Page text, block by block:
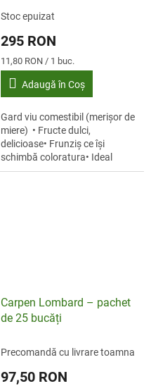
Stoc epuizat
295 RON
Evaluare
preţ:
11,80 RON / 1 buc.
Adaugă în Coş
Gard viu comestibil (merișor de
miere) • Fructe dulci,
delicioase• Frunziș ce își
schimbă coloratura• Ideal
pentru gard viu Merișor de
Carpen Lombard – pachet
de 25 bucăți
Precomandă cu livrare toamna
97,50 RON